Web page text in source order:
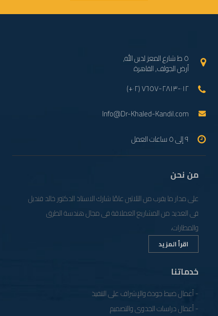
٥ ط شارع المعز لدين الله,
أرض الجولف, القاهرة
(+٠٢) ٠١٢-٢٨١٣-٧٦٥٧
Info@Dr-Khaled-Kandil.com
٩ إلى ٥ ساعات العمل
من نحن
على مدار ما يقرب من الثلاثين عامًا شارك الاستاذ الدكتور خالد قنديل
فى العديد من المشاريع العملاقة فى مجال هندسة الطرق
والمطارات،
اقرأ المزيد
خدماتنا
- أعمال ضبط جودة والإشراف على التنفيذ
- أعمال دراسات الجدوى والتصميم